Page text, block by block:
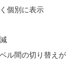
個別に表示
ル間の切り替え